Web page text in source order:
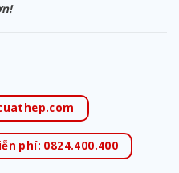
phí: 0824.400.400